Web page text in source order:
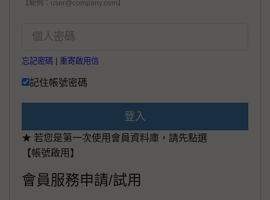
【範例：user@company.com】
忘記密碼 重寄啟用信
記住帳號密碼
登入
★ 若您是第一次使用會員資料庫，請先點選
【帳號啟用】
會員服務申請/試用